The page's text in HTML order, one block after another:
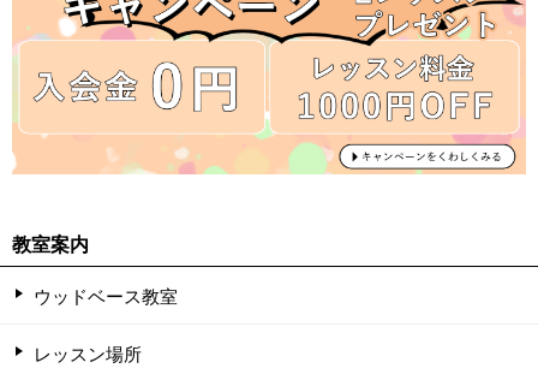
教室案内
ウッドベース教室
レッスン場所